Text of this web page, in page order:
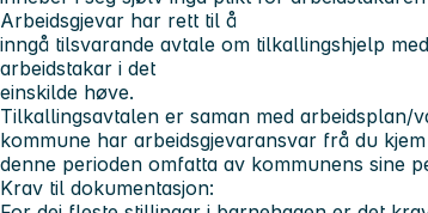
Arbeidsgjevar har rett til å
inngå tilsvarande avtale om tilkallingshjelp
arbeidstakar i det
einskilde høve.
Tilkallingsavtalen er saman med arbeidsplan/
kommune har arbeidsgjevaransvar frå du
denne perioden omfatta av kommunens sine
Krav til dokumentasjon: